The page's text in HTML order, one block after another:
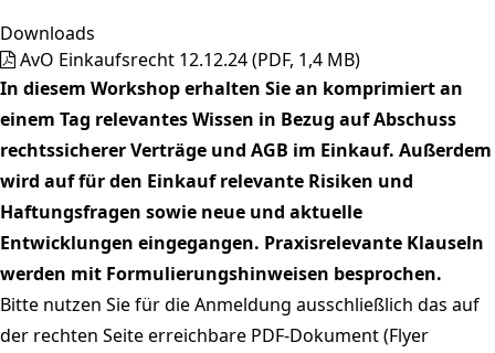
Downloads
AvO Einkaufsrecht 12.12.24(PDF, 1,4 MB)
In diesem Workshop erhalten Sie an komprimiert an
einem Tag relevantes Wissen in Bezug auf Abschuss
rechtssicherer Verträge und AGB im Einkauf. Außerdem
wird auf für den Einkauf relevante Risiken und
Haftungsfragen sowie neue und aktuelle
Entwicklungen eingegangen. Praxisrelevante Klauseln
werden mit Formulierungshinweisen besprochen.
Bitte nutzen Sie für die Anmeldung ausschließlich das auf
der rechten Seite erreichbare PDF-Dokument (Flyer